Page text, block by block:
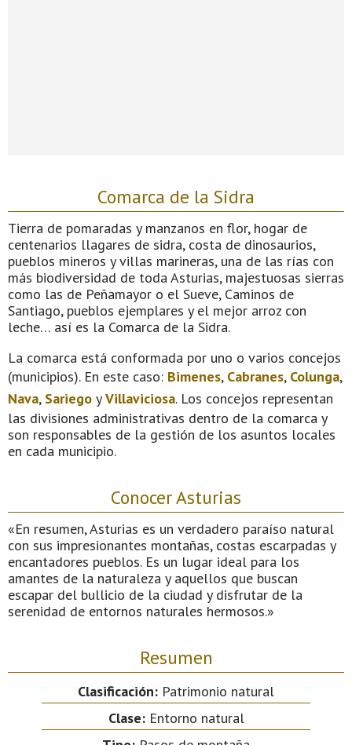
Comarca de la Sidra
Tierra de pomaradas y manzanos en flor, hogar de
centenarios llagares de sidra, costa de dinosaurios,
pueblos mineros y villas marineras, una de las rías con
más biodiversidad de toda Asturias, majestuosas sierras
como las de Peñamayor o el Sueve, Caminos de
Santiago, pueblos ejemplares y el mejor arroz con
leche… así es la Comarca de la Sidra.
La comarca está conformada por uno o varios concejos
(municipios). En este caso: Bimenes, Cabranes, Colunga,
Nava, Sariego yVillaviciosa. Los concejos representan
las divisiones administrativas dentro de la comarca y
son responsables de la gestión de los asuntos locales
en cada municipio.
Conocer Asturias
«En resumen, Asturias es un verdadero paraíso natural
con sus impresionantes montañas, costas escarpadas y
encantadores pueblos. Es un lugar ideal para los
amantes de la naturaleza y aquellos que buscan
escapar del bullicio de la ciudad y disfrutar de la
serenidad de entornos naturales hermosos.»
Resumen
Clasificación: Patrimonio natural
Clase:Entorno natural